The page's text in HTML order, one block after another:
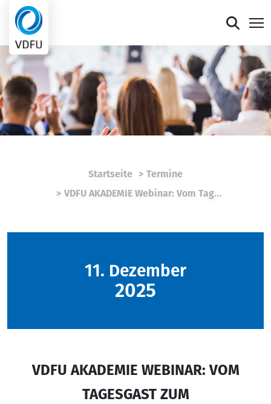
Mitgliederportal
Verband
Mitglieder
Startseite
Termine
VDFU AKADEMIE Webinar: Vom Tag...
11. Dezember
2025
VDFU AKADEMIE WEBINAR: VOM
TAGESGAST ZUM